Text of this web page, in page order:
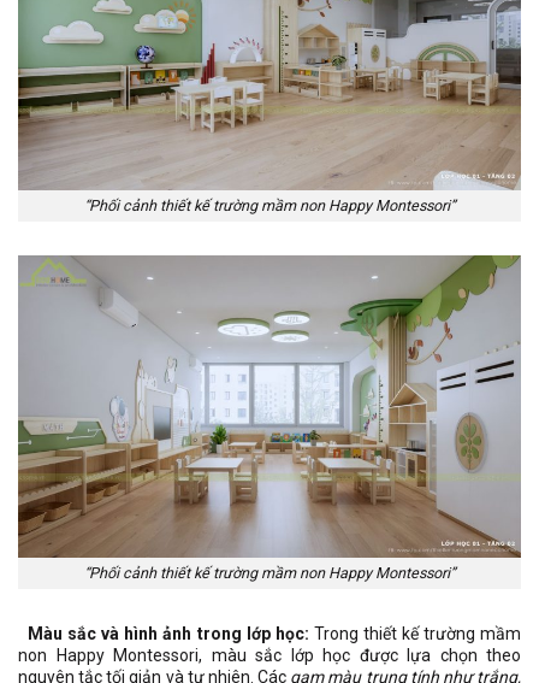
“Phối cảnh thiết kế trường mầm non Happy Montessori”
“Phối cảnh thiết kế trường mầm non Happy Montessori”
Màu sắc và hình ảnh trong lớp học: Trong thiết kế trường mầm
non Happy Montessori, màu sắc lớp học được lựa chọn theo
nguyên tắc tối giản và tự nhiên. Các gam màu trung tính như trắng,